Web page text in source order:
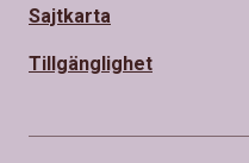
Sajtkarta
Tillgänglighet